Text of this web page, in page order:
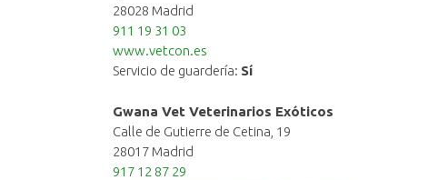
28028 Madrid
911 19 31 03
www.vetcon.es
Servicio de guardería: Sí
Gwana Vet Veterinarios Exóticos
Calle de Gutierre de Cetina, 19
28017 Madrid
917 12 87 29